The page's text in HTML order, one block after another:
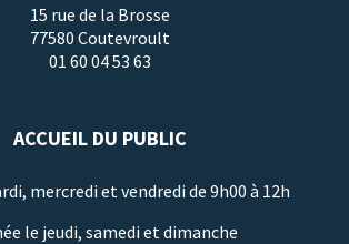
15 rue de la Brosse
77580 Coutevroult
01 60 04 53 63
ACCUEIL DU PUBLIC
mercredi et vendredi de 9h00 à 12h
le jeudi, samedi et dimanche